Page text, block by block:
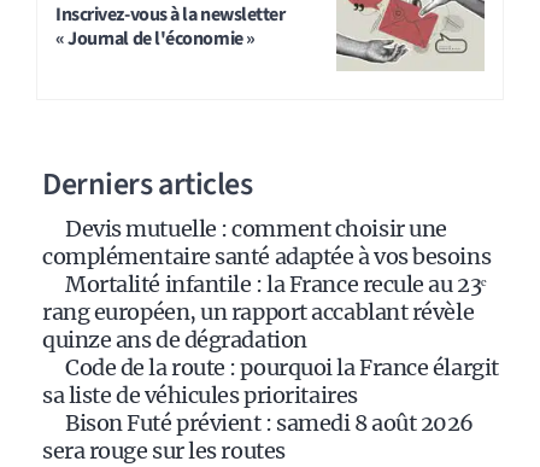
Inscrivez-vous à la newsletter
« Journal de l'économie »
Derniers articles
Devis mutuelle : comment choisir une
complémentaire santé adaptée à vos besoins
Mortalité infantile : la France recule au 23ᵉ
rang européen, un rapport accablant révèle
quinze ans de dégradation
Code de la route : pourquoi la France élargit
sa liste de véhicules prioritaires
Bison Futé prévient : samedi 8 août 2026
sera rouge sur les routes